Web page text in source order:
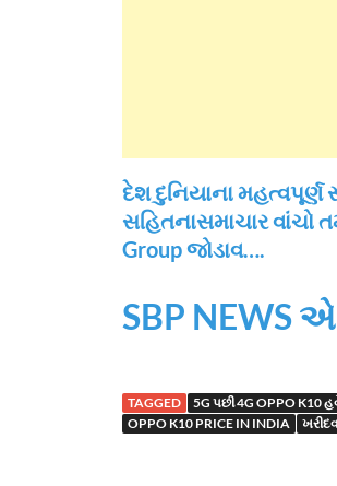
દેશ દુનિયાના
સહિતનાસમાચાર વાંચો
Group જોડાવ….
SBP NEWS
TAGGED 5G પછી 4G OPPO K10
OPPO K10 PRICE IN INDIA